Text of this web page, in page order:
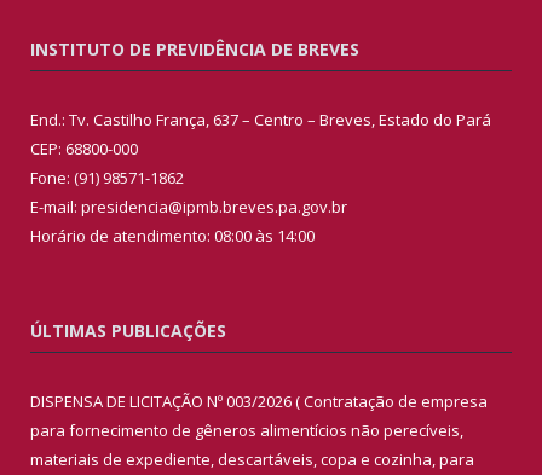
INSTITUTO DE PREVIDÊNCIA DE BREVES
End.: Tv. Castilho França, 637 – Centro – Breves, Estado do Pará
CEP: 68800-000
Fone: (91) 98571-1862
E-mail: presidencia@ipmb.breves.pa.gov.br
Horário de atendimento: 08:00 às 14:00
ÚLTIMAS PUBLICAÇÕES
DISPENSA DE LICITAÇÃO Nº 003/2026 ( Contratação de empresa
para fornecimento de gêneros alimentícios não perecíveis,
materiais de expediente, descartáveis, copa e cozinha, para